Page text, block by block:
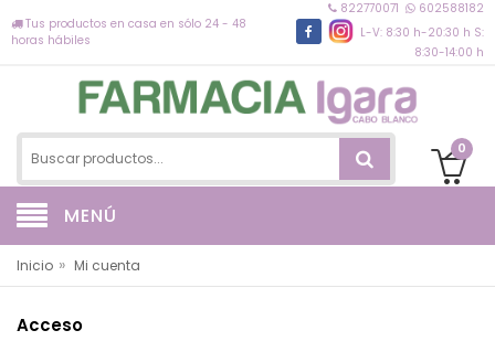
Tus productos en casa en sólo 24 - 48
horas hábiles
822770071
602588182
L-V: 8:30 h-20:30 h S:
8:30-14:00 h
0
MENÚ
Inicio » Mi cuenta
Acceso